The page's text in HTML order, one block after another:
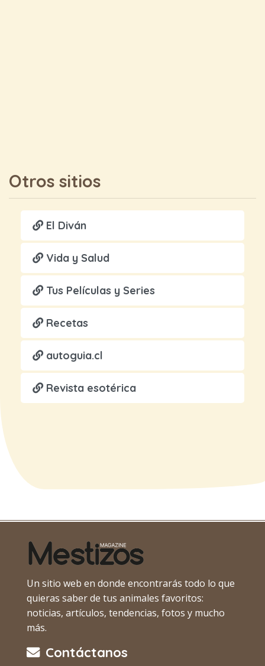
Otros sitios
El Diván
Vida y Salud
Tus Películas y Series
Recetas
autoguia.cl
Revista esotérica
Un sitio web en donde encontrarás todo lo que
quieras saber de tus animales favoritos:
noticias, artículos, tendencias, fotos y mucho
más.
Contáctanos